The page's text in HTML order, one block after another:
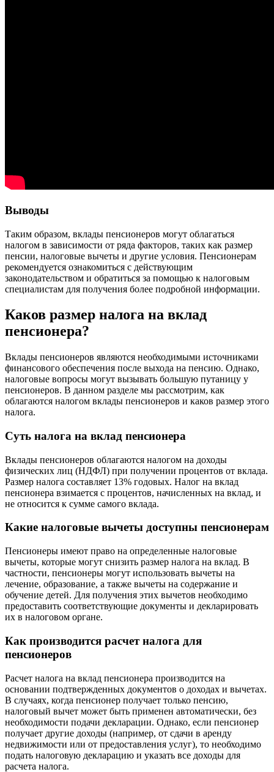
Выводы
Таким образом, вклады пенсионеров могут облагаться
налогом в зависимости от ряда факторов, таких как размер
пенсии, налоговые вычеты и другие условия. Пенсионерам
рекомендуется ознакомиться с действующим
законодательством и обратиться за помощью к налоговым
специалистам для получения более подробной информации.
Каков размер налога на вклад
пенсионера?
Вклады пенсионеров являются необходимыми источниками
финансового обеспечения после выхода на пенсию. Однако,
налоговые вопросы могут вызывать большую путаницу у
пенсионеров. В данном разделе мы рассмотрим, как
облагаются налогом вклады пенсионеров и каков размер этого
налога.
Суть налога на вклад пенсионера
Вклады пенсионеров облагаются налогом на доходы
физических лиц (НДФЛ) при получении процентов от вклада.
Размер налога составляет 13% годовых. Налог на вклад
пенсионера взимается с процентов, начисленных на вклад, и
не относится к сумме самого вклада.
Какие налоговые вычеты доступны пенсионерам
Пенсионеры имеют право на определенные налоговые
вычеты, которые могут снизить размер налога на вклад. В
частности, пенсионеры могут использовать вычеты на
лечение, образование, а также вычеты на содержание и
обучение детей. Для получения этих вычетов необходимо
предоставить соответствующие документы и декларировать
их в налоговом органе.
Как производится расчет налога для
пенсионеров
Расчет налога на вклад пенсионера производится на
основании подтвержденных документов о доходах и вычетах.
В случаях, когда пенсионер получает только пенсию,
налоговый вычет может быть применен автоматически, без
необходимости подачи декларации. Однако, если пенсионер
получает другие доходы (например, от сдачи в аренду
недвижимости или от предоставления услуг), то необходимо
подать налоговую декларацию и указать все доходы для
расчета налога.